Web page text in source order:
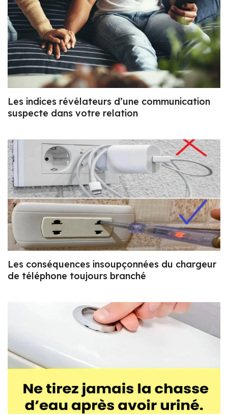
Les indices révélateurs d’une communication
suspecte dans votre relation
Les conséquences insoupçonnées du chargeur
de téléphone toujours branché